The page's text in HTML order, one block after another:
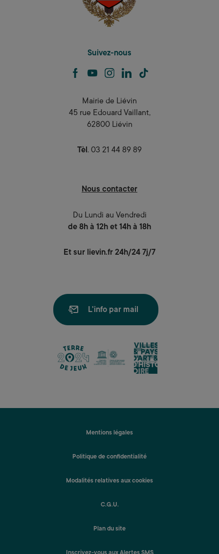
Suivez-nous
facebookyoutubeinstagram
linkedin
Mairie de Liévin
45 rue Edouard Vaillant,
62800 Liévin
Tèl . 03 21 44 89 89
Nous contacter
Du Lundi au Vendredi
de 8h à 12h et 14h à 18h
Et sur lievin.fr 24h/24 7j/7
L'info par mail
lien lien lien
Mentions légales
Politique de confidentialité
Modalités relatives aux cookies
C.G.U.
Plan du site
Inscrivez-vous aux Alertes SMS